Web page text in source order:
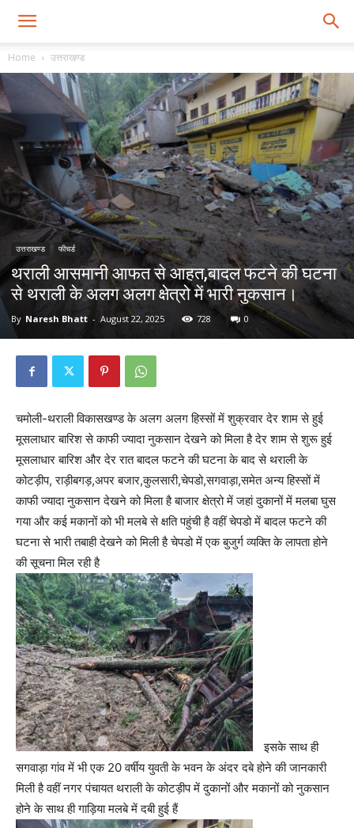
Home उत्तराखण्ड
उत्तराखण्ड फीचर्ड
थराली आसमानी आफत से आहत,बादल फटने की घटना
से थराली के अलग अलग क्षेत्रो में भारी नुकसान।
By Naresh Bhatt - August 22, 2025 728 0
चमोली-थराली विकासखण्ड के अलग अलग हिस्सों में शुक्रवार देर शाम से हुई
मूसलाधार बारिश से काफी ज्यादा नुकसान देखने को मिला है देर शाम से शुरू हुई
मूसलाधार बारिश और देर रात बादल फटने की घटना के बाद से थराली के
कोटड़ीप, राड़ीबगड़,अपर बजार,कुलसारी,चेपडो,सगवाड़ा,समेत अन्य हिस्सों में
काफी ज्यादा नुकसान देखने को मिला है बाजार क्षेत्रो में जहां दुकानों में मलबा घुस
गया और कई मकानों को भी मलबे से क्षति पहुंची है वहीं चेपडो में बादल फटने की
घटना से भारी तबाही देखने को मिली है चेपडो में एक बुजुर्ग व्यक्ति के लापता होने
की सूचना मिल रही है
इसके साथ ही
सगवाड़ा गांव में भी एक 20 वर्षीय युवती के भवन के अंदर दबे होने की जानकारी
मिली है वहीं नगर पंचायत थराली के कोटड़ीप में दुकानों और मकानों को नुकसान
होने के साथ ही गाड़िया मलबे में दबी हुई हैं